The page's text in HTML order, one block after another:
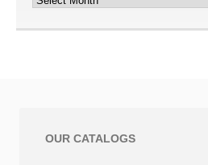
OUR CATALOGS